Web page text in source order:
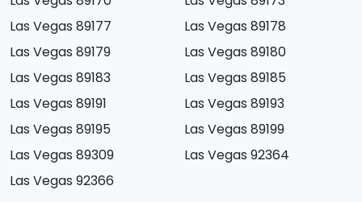
Las Vegas 89177
Las Vegas 89178
Las Vegas 89179
Las Vegas 89180
Las Vegas 89183
Las Vegas 89185
Las Vegas 89191
Las Vegas 89193
Las Vegas 89195
Las Vegas 89199
Las Vegas 89309
Las Vegas 92364
Las Vegas 92366